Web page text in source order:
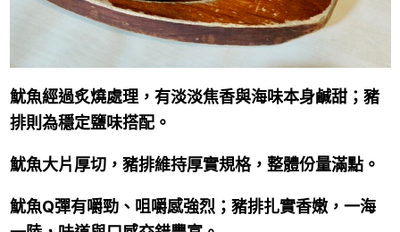
魷魚經過炙燒處理，有淡淡焦香與海味本身鹹甜；豬
排則為穩定鹽味搭配。
魷魚大片厚切，豬排維持厚實規格，整體份量滿點。
魷魚Q彈有嚼勁、咀嚼感強烈；豬排扎實香嫩，一海